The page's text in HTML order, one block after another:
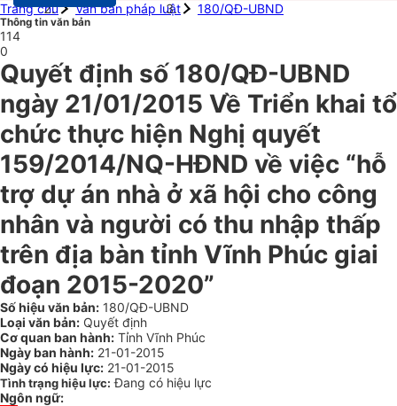
Trang chủ
Văn bản pháp luật 180/QĐ-UBND
Thông tin văn bản
114
0
Quyết định số 180/QĐ-UBND
ngày 21/01/2015 Về Triển khai tổ
chức thực hiện Nghị quyết
159/2014/NQ-HĐND về việc “hỗ
trợ dự án nhà ở xã hội cho công
nhân và người có thu nhập thấp
trên địa bàn tỉnh Vĩnh Phúc giai
đoạn 2015-2020”
Số hiệu văn bản: 180/QĐ-UBND
Loại văn bản: Quyết định
Cơ quan ban hành: Tỉnh Vĩnh Phúc
Ngày ban hành: 21-01-2015
Ngày có hiệu lực: 21-01-2015
Tình trạng hiệu lực: Đang có hiệu lực
Ngôn ngữ: